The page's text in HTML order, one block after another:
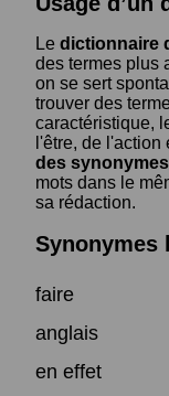
Le dictionnaire
des termes plus
on se sert
trouver des
caractéristique,
l'être, de
des synonymes
mots dans le
sa rédaction.
Synonymes
faire
anglais
en effet